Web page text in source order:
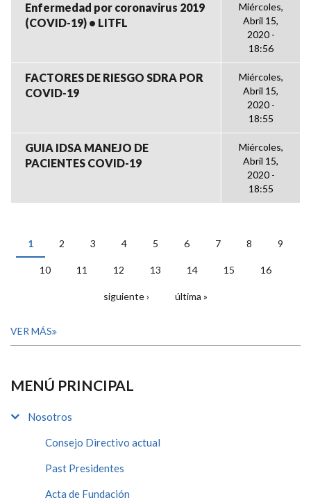
Enfermedad por coronavirus 2019
(COVID-19) • LITFL
Miércoles,
Abril 15,
2020 -
18:56
FACTORES DE RIESGO SDRA POR
COVID-19
Miércoles,
Abril 15,
2020 -
18:55
GUIA IDSA MANEJO DE
PACIENTES COVID-19
Miércoles,
Abril 15,
2020 -
18:55
PÁGINAS
1 2 3 4 5 6 7 8 9
10 11 12 13 14 15 16
siguiente › última »
VER MÁS
MENÚ PRINCIPAL
Nosotros
Consejo Directivo actual
Past Presidentes
Acta de Fundación